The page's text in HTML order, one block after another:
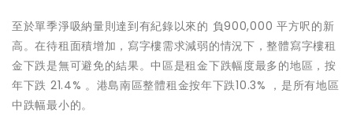
至於單季淨吸納量則達到有紀錄以來的 負900,000 平方呎的新
高。在待租面積增加，寫字樓需求減弱的情況下，整體寫字樓租
金下跌是無可避免的結果。中區是租金下跌幅度最多的地區，按
年下跌 21.4% 。港島南區整體租金按年下跌10.3% ，是所有地區
中跌幅最小的。